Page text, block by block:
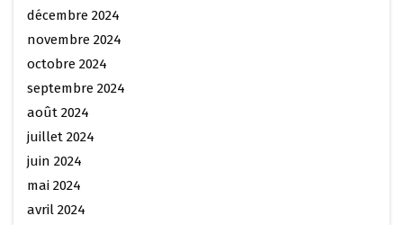
décembre 2024
novembre 2024
octobre 2024
septembre 2024
août 2024
juillet 2024
juin 2024
mai 2024
avril 2024